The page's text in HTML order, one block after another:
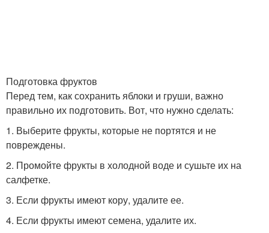
Подготовка фруктов
Перед тем, как сохранить яблоки и груши, важно
правильно их подготовить. Вот, что нужно сделать:
1. Выберите фрукты, которые не портятся и не
повреждены.
2. Промойте фрукты в холодной воде и сушьте их на
салфетке.
3. Если фрукты имеют кору, удалите ее.
4. Если фрукты имеют семена, удалите их.